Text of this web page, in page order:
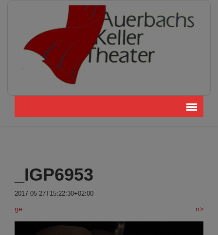
_IGP6953
2017-05-27T15:22:30+02:00
ge n>